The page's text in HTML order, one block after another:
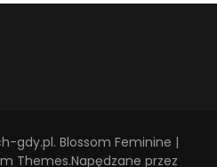
gdy.pl. Blossom Feminine |
Themes.Napędzane przez